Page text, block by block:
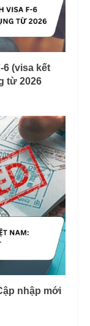
(visa kết
từ 2026
nhập mới